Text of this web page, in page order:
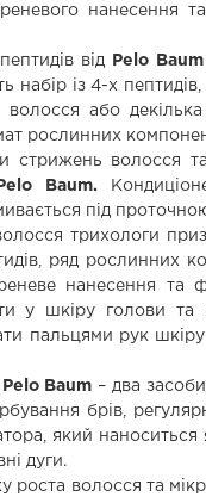
нанесення
від Pelo Baum
із 4-х
або
рослинних
волосся
Baum.
під
трихологи
ряд рослинних
нанесення та
у шкіру голови та
пальцями рук
Pelo Baum – два
брів,
який наноситься
дуги.
роста волосся та